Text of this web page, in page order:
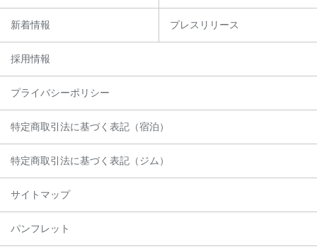
新着情報 プレスリリース
採用情報
プライバシーポリシー
特定商取引法に基づく表記（宿泊）
特定商取引法に基づく表記（ジム）
サイトマップ
パンフレット